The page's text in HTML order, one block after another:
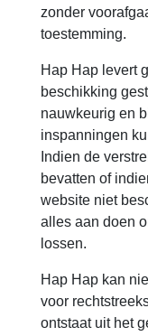
zonder
toestemming.
Hap Hap levert
beschikking
nauwkeurig en
inspanningen
Indien de
bevatten of
website niet
alles aan doen
lossen.
Hap Hap kan
voor
ontstaat uit het